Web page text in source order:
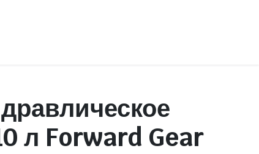
Детали цилиндро-поршневой группы
Колодки и накладки
л Forward Gear